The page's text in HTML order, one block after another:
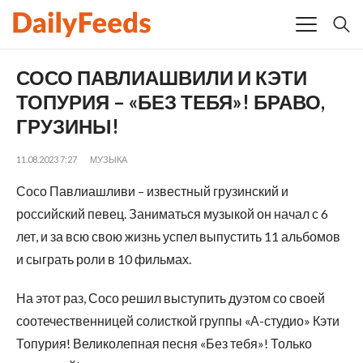
СОСО ПАВЛИАШВИЛИ И КЭТИ
ТОПУРИЯ – «БЕЗ ТЕБЯ»! БРАВО,
ГРУЗИНЫ!
11.08.2023 7:27 МУЗЫКА
Сосо Павлиашливи – известный грузинский и
российский певец. Заниматься музыкой он начал с 6
лет, и за всю свою жизнь успел выпустить 11 альбомов
и сыграть роли в 10 фильмах.
На этот раз, Сосо решил выступить дуэтом со своей
соотечественницей солисткой группы «А-студио» Кэти
Топурия! Великолепная песня «Без тебя»! Только